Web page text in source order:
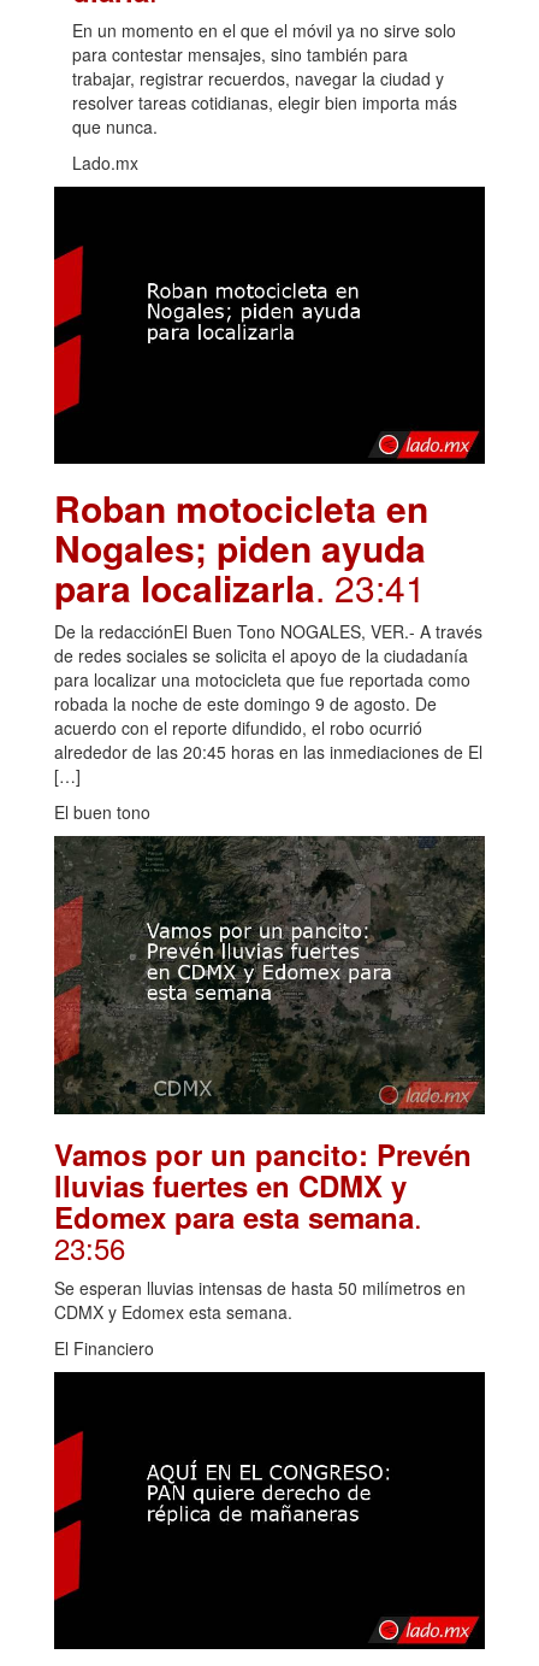
En un momento en el que el móvil ya no sirve solo
para contestar mensajes, sino también para
trabajar, registrar recuerdos, navegar la ciudad y
resolver tareas cotidianas, elegir bien importa más
que nunca.
Lado.mx
Roban motocicleta en
Nogales; piden ayuda
para localizarla. 23:41
De la redacciónEl Buen Tono NOGALES, VER.- A través
de redes sociales se solicita el apoyo de la ciudadanía
para localizar una motocicleta que fue reportada como
robada la noche de este domingo 9 de agosto. De
acuerdo con el reporte difundido, el robo ocurrió
alrededor de las 20:45 horas en las inmediaciones de El
[…]
El buen tono
Vamos por un pancito: Prevén
lluvias fuertes en CDMX y
Edomex para esta semana.
23:56
Se esperan lluvias intensas de hasta 50 milímetros en
CDMX y Edomex esta semana.
El Financiero